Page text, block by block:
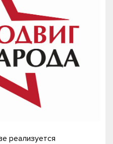
реализуется